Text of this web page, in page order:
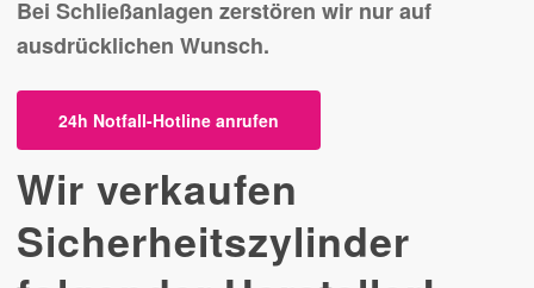
Bei Schließanlagen zerstören wir nur auf
ausdrücklichen Wunsch.
24h Notfall-Hotline anrufen
Wir verkaufen
Sicherheitszylinder